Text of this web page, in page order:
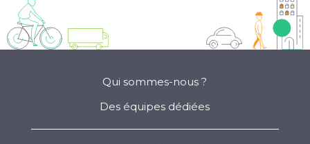
Qui sommes-nous ?
Des équipes dédiées